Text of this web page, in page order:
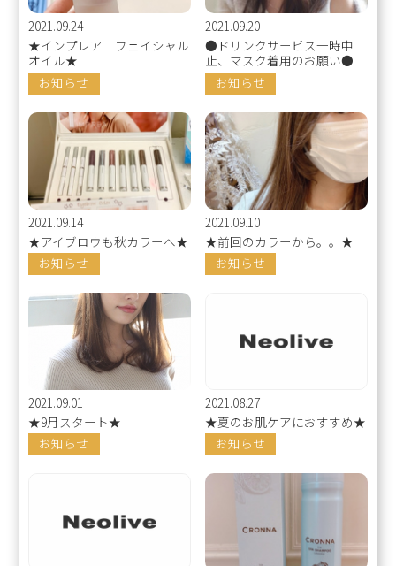
2021.09.24
★インプレア フェイシャル
オイル★
お知らせ
2021.09.20
●ドリンクサービス一時中
止、マスク着用のお願い●
お知らせ
2021.09.14
★アイブロウも秋カラーへ★
お知らせ
2021.09.10
★前回のカラーから。。★
お知らせ
2021.09.01
★9月スタート★
お知らせ
2021.08.27
★夏のお肌ケアにおすすめ★
お知らせ